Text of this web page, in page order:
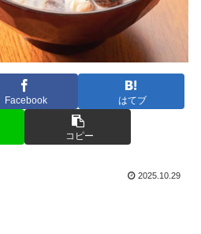
Facebook はてブ
コピー
2025.10.29